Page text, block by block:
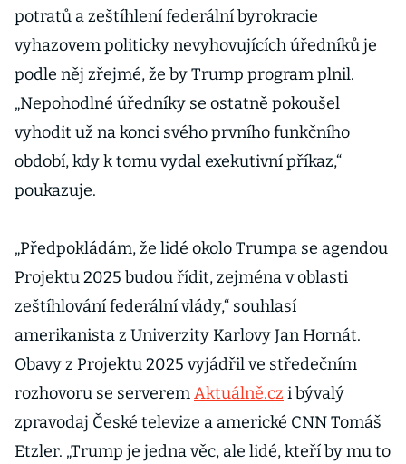
potratů a zeštíhlení federální byrokracie
vyhazovem politicky nevyhovujících úředníků je
podle něj zřejmé, že by Trump program plnil.
„Nepohodlné úředníky se ostatně pokoušel
vyhodit už na konci svého prvního funkčního
období, kdy k tomu vydal exekutivní příkaz,“
poukazuje.
„Předpokládám, že lidé okolo Trumpa se agendou
Projektu 2025 budou řídit, zejména v oblasti
zeštíhlování federální vlády,“ souhlasí
amerikanista z Univerzity Karlovy Jan Hornát.
Obavy z Projektu 2025 vyjádřil ve středečním
rozhovoru se serveremAktuálně.cz i bývalý
zpravodaj České televize a americké CNN Tomáš
Etzler. „Trump je jedna věc, ale lidé, kteří by mu to